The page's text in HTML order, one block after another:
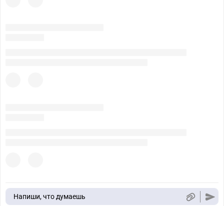
Напиши, что думаешь